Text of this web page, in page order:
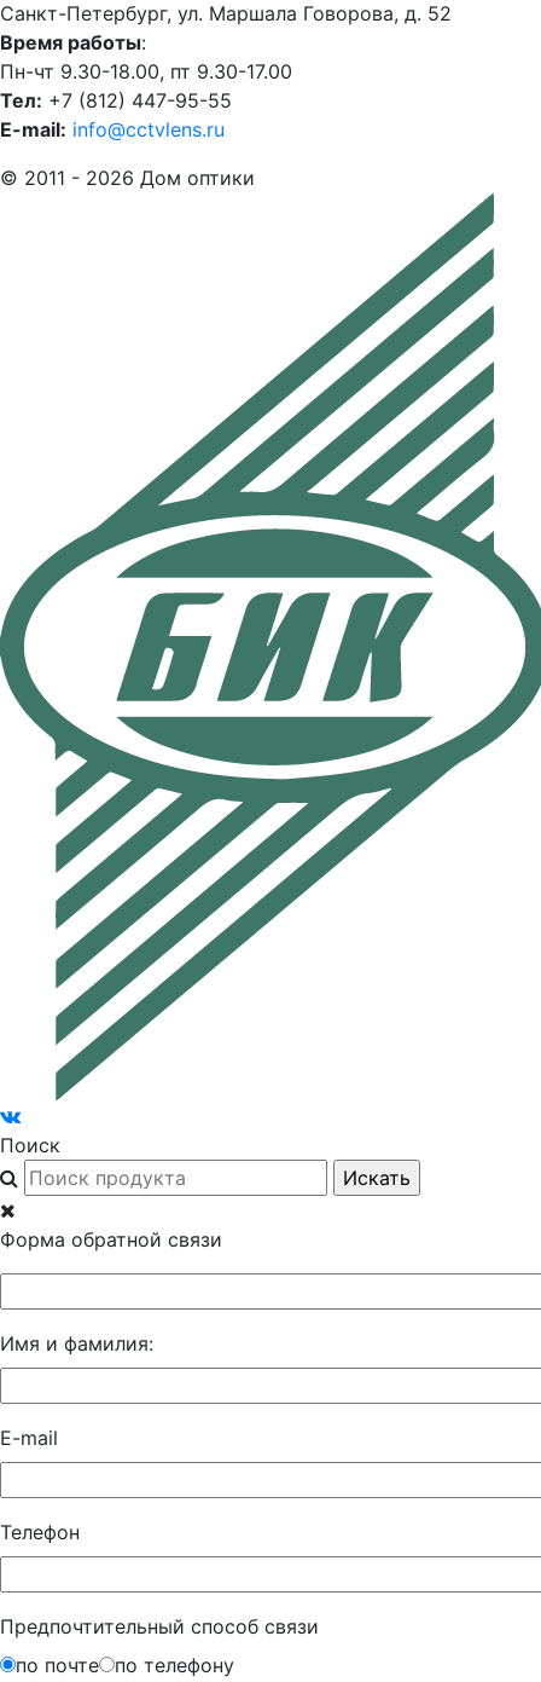
Санкт-Петербург, ул. Маршала Говорова, д. 52
Время работы:
Пн-чт 9.30-18.00, пт 9.30-17.00
Тел: +7 (812) 447-95-55
E-mail: info@cctvlens.ru
© 2011 - 2026 Дом оптики
Поиск
Форма обратной связи
Имя и фамилия:
E-mail
Телефон
Предпочтительный способ связи
по почте
по телефону